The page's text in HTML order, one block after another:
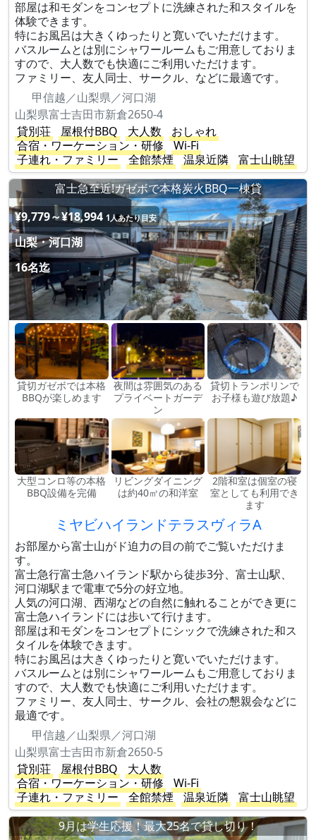
部屋は和モダンをコンセプトに洗練された和スタイルを
体験できます。
特にお風呂は大きくゆったりと寛いでいただけます。
バスルームとは別にシャワールームもご用意しておりま
すので、大人数でも快適にご利用いただけます。
ファミリー、友人同士、サークル、などに最適です。
甲信越／山梨県／河口湖
山梨県富士吉田市新倉2650-4
貸別荘
屋根付BBQ 大人数
おしゃれ
合宿・ワーケーション・研修
Wi-Fi
子連れ・ファミリー
全館禁煙 温泉近隣
富士山眺望
富士急至近!ガゼボで本格炭火BBQ一棟貸
¥9,779～¥18,994 1人あたり目安
山梨・河口湖
16名迄
貸切ガゼボでは本格
BBQが楽しめます
夜間は雰囲気のある
プライベートガーデ
ン
貸切トランポリンで
お子様も遊び放題♪
大型コンロ等の本格
BBQ設備を完備
リビングダイニング
は約40㎡の和洋室
2階和室は個室の寝
室としても利用でき
ます
ミヤビハイランドテラスヴィラA
お部屋から富士山がド迫力の目の前でご覧いただけま
す。
富士急行富士急ハイランド駅から徒歩3分、富士山駅、
河口湖駅まで電車で5分の好立地。
人気の河口湖、西湖などの自然に触れることができ更に
富士急ハイランドには歩いて行けます。
部屋は和モダンをコンセプトにシックで洗練された和ス
タイルを体験できます。
特にお風呂は大きくゆったりと寛いでいただけます。
バスルームとは別にシャワールームもご用意しておりま
すので、大人数でも快適にご利用いただけます。
ファミリー、友人同士、サークル、会社の懇親会などに
最適です。
甲信越／山梨県／河口湖
山梨県富士吉田市新倉2650-5
貸別荘
屋根付BBQ
大人数
合宿・ワーケーション・研修
Wi-Fi
子連れ・ファミリー
全館禁煙 温泉近隣
富士山眺望
9月は学生応援！最大25名で貸し切り！